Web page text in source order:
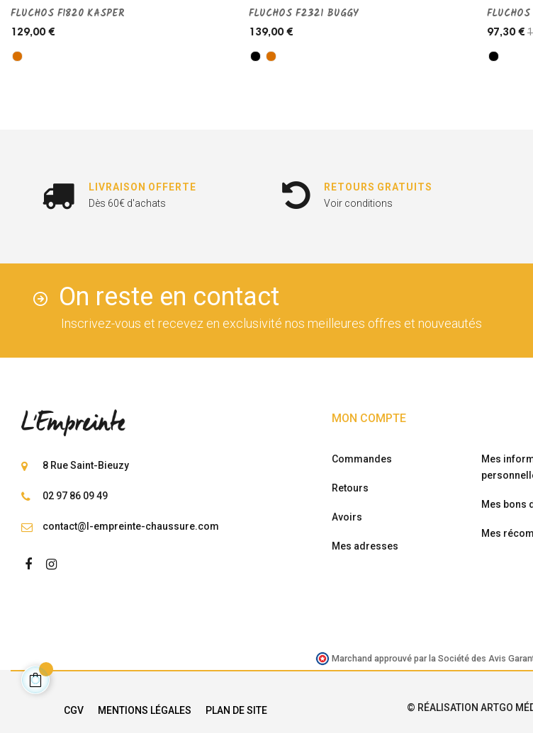
FLUCHOS F1820 KASPER
129,00 €
FLUCHOS F2321 BUGGY
139,00 € 97,30 €
LIVRAISON OFFERTE
Dès 60€ d'achats
RETOURS GRATUITS
Voir conditions
On reste en contact
Inscrivez-vous et recevez en exclusivité nos meilleures offres et nouveautés
8 Rue Saint-Bieuzy
02 97 86 09 49
contact@l-empreinte-chaussure.com
MON COMPTE
Commandes
Retours
Avoirs
Mes adresses
Mes
Mes bons
Mes
Marchand approuvé par la Société des Avis
CGV MENTIONS LÉGALES PLAN DE SITE © RÉALISATION ARTGO